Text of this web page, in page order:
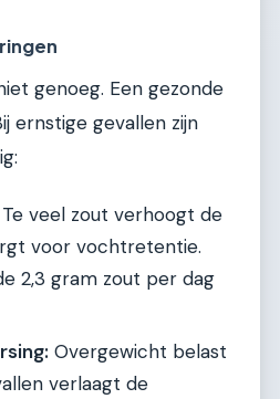
genoeg. Een gezonde
ernstige gevallen zijn
Te veel zout verhoogt de
voor vochtretentie.
2,3 gram zout per dag
Overgewicht belast
verlaagt de